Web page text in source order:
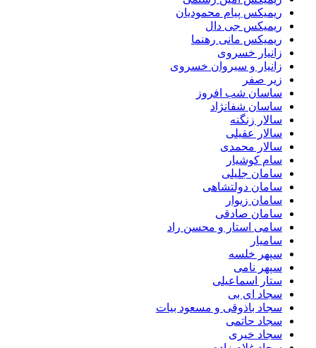
ریمیکس پیام محمودیان
ریمیکس جی دال
ریمیکس مانی رهنما
زانیار خسروی
زانیار و سیروان خسروی
زیر صفر
ساسان شب افروز
ساسان شفانژاد
سالار زنگنه
سالار عقیلی
سالار محمدی
سام کوشیار
سامان جلیلی
سامان دولتشاهی
سامان زیوار
سامان صادقی
سامی استار و محسن راد
سامیار
سپهر خلسه
سپهر نامی
ستار اسماعیلی
سجاد ای بی
سجاد باذوقی و مسعود بیات
سجاد حاتمی
سجاد خیری